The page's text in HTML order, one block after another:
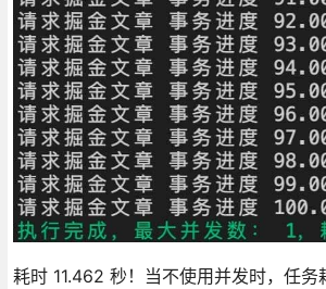
耗时 11.462 秒！当不使用并发时，任务